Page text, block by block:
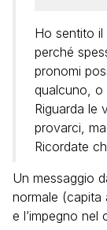
Ho sentito
perché
pronomi
qualcuno, o
Riguarda le
provarci,
Ricordate
Un messaggio
normale (capita
e l’impegno nel